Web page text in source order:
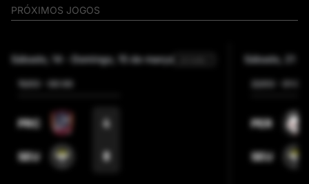
PRÓXIMOS JOGOS
sábado, 14 domingo, 15 de março
15/03
PRC 4
SEU 8
sábado, 21
PER
SEU